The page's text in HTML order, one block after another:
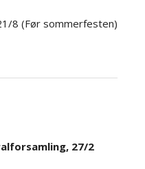
8 (Før sommerfesten)
27/2